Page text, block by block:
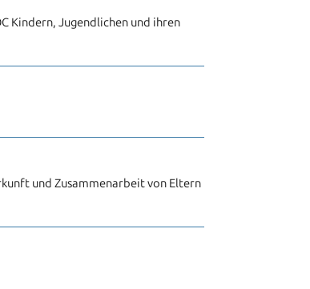
Kindern, Jugendlichen und ihren
und Zusammenarbeit von Eltern